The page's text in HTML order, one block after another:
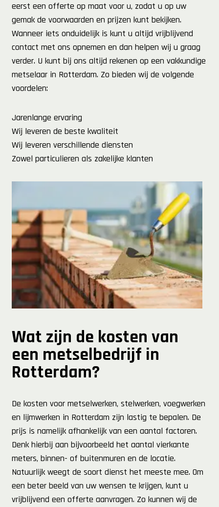
eerst een offerte op maat voor u, zodat u op uw
gemak de voorwaarden en prijzen kunt bekijken.
Wanneer iets onduidelijk is kunt u altijd vrijblijvend
contact met ons opnemen en dan helpen wij u graag
verder. U kunt bij ons altijd rekenen op een vakkundige
metselaar in Rotterdam. Zo bieden wij de volgende
voordelen:
Jarenlange ervaring
Wij leveren de beste kwaliteit
Wij leveren verschillende diensten
Zowel particulieren als zakelijke klanten
Wat zijn de kosten van
een metselbedrijf in
Rotterdam?
De kosten voor metselwerken, stelwerken, voegwerken
en lijmwerken in Rotterdam zijn lastig te bepalen. De
prijs is namelijk afhankelijk van een aantal factoren.
Denk hierbij aan bijvoorbeeld het aantal vierkante
meters, binnen- of buitenmuren en de locatie.
Natuurlijk weegt de soort dienst het meeste mee. Om
een beter beeld van uw wensen te krijgen, kunt u
vrijblijvend een offerte aanvragen. Zo kunnen wij de